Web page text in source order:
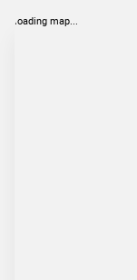
loading map...